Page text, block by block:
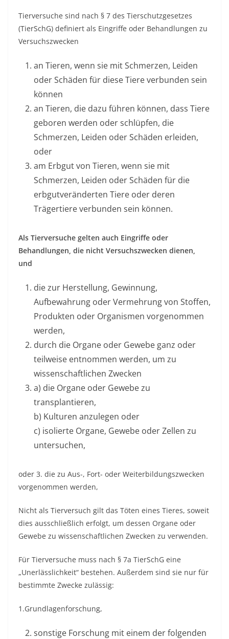
Tierversuche sind nach § 7 des Tierschutzgesetzes
(TierSchG) definiert als Eingriffe oder Behandlungen zu
Versuchszwecken
an Tieren, wenn sie mit Schmerzen, Leiden
oder Schäden für diese Tiere verbunden sein
können
an Tieren, die dazu führen können, dass Tiere
geboren werden oder schlüpfen, die
Schmerzen, Leiden oder Schäden erleiden,
oder
am Erbgut von Tieren, wenn sie mit
Schmerzen, Leiden oder Schäden für die
erbgutveränderten Tiere oder deren
Trägertiere verbunden sein können.
Als Tierversuche gelten auch Eingriffe oder
Behandlungen, die nicht Versuchszwecken dienen,
und
die zur Herstellung, Gewinnung,
Aufbewahrung oder Vermehrung von Stoffen,
Produkten oder Organismen vorgenommen
werden,
durch die Organe oder Gewebe ganz oder
teilweise entnommen werden, um zu
wissenschaftlichen Zwecken
a) die Organe oder Gewebe zu
transplantieren,
b) Kulturen anzulegen oder
c) isolierte Organe, Gewebe oder Zellen zu
untersuchen,
oder 3. die zu Aus-, Fort- oder Weiterbildungszwecken
vorgenommen werden,
Nicht als Tierversuch gilt das Töten eines Tieres, soweit
dies ausschließlich erfolgt, um dessen Organe oder
Gewebe zu wissenschaftlichen Zwecken zu verwenden.
Für Tierversuche muss nach § 7a TierSchG eine
„Unerlässlichkeit“ bestehen. Außerdem sind sie nur für
bestimmte Zwecke zulässig:
1.Grundlagenforschung,
sonstige Forschung mit einem der folgenden